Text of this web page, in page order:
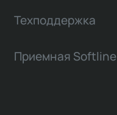
Техподдержка
Приемная Softline